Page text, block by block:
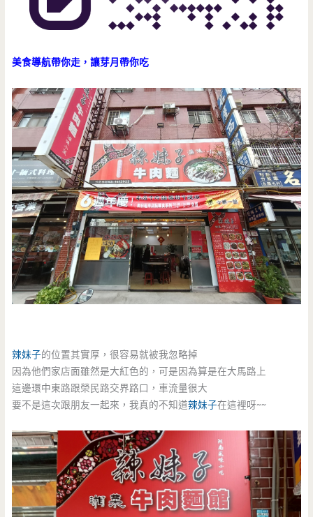
美食導航帶你走，讓芽月帶你吃
辣妹子的位置其實厚，很容易就被我忽略掉
因為他們家店面雖然是大紅色的，可是因為算是在大馬路上
這邊環中東路跟榮民路交界路口，車流量很大
要不是這次跟朋友一起來，我真的不知道辣妹子在這裡呀~~